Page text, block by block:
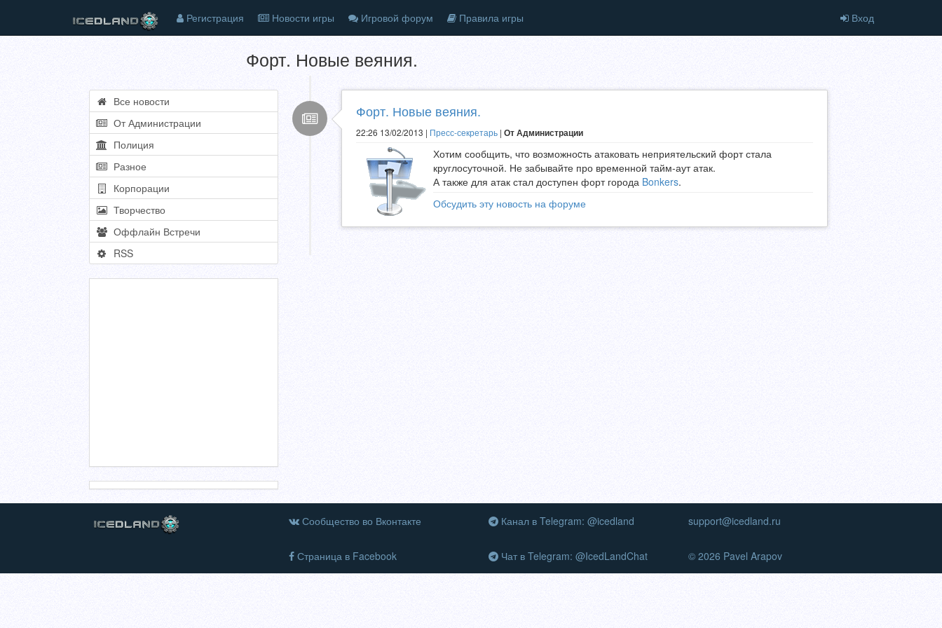
Регистрация Новости игры Игровой форум Правила игры Вход
Форт. Новые веяния.
Все новости
От Администрации
Полиция
Разное
Корпорации
Творчество
Оффлайн Встречи
RSS
Форт. Новые веяния.
22:26 13/02/2013 | Пресс-секретарь | От Администрации
Хотим сообщить, что возможноcть атаковать неприятельский форт стала
круглосуточной. Не забывайте про временной тайм-аут атак.
А также для атак стал доступен форт города Bonkers.
Обсудить эту новость на форуме
Сообщество во Вконтакте
Страница в Facebook
Канал в Telegram: @icedland
Чат в Telegram: @IcedLandChat
support@icedland.ru
© 2026 Pavel Arapov